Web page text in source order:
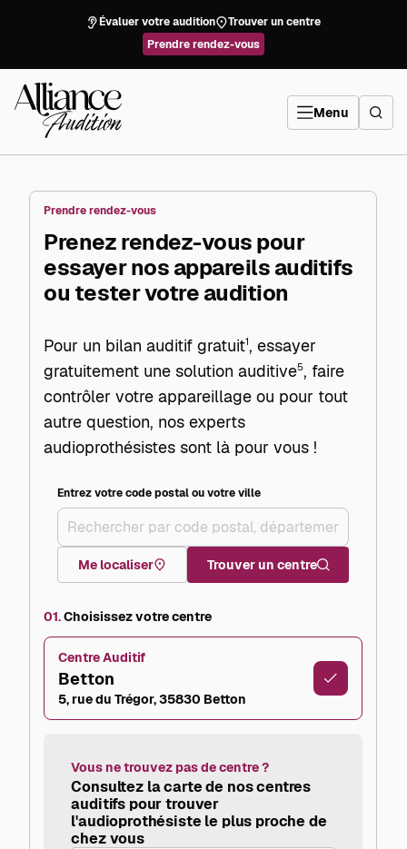
Évaluer votre audition
Trouver un centre
Prendre rendez-vous
Menu
Prendre rendez-vous
Prenez rendez-vous pour
essayer nos appareils auditifs
ou tester votre audition
Pour un bilan auditif gratuit1, essayer
gratuitement une solution auditive5, faire
contrôler votre appareillage ou pour tout
autre question, nos experts
audioprothésistes sont là pour vous !
Entrez votre code postal ou votre ville
Me localiser Trouver un centre
01.Choisissez votre centre
Centre Auditif
Betton
5, rue du Trégor, 35830 Betton
Vous ne trouvez pas de centre ?
Consultez la carte de nos centres
auditifs pour trouver
l'audioprothésiste le plus proche de
chez vous